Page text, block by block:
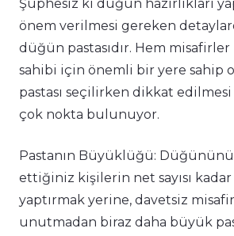
Şüphesiz ki düğün hazırlıkları
önem verilmesi gereken
düğün pastasıdır. Hem
sahibi için önemli bir yere sahip
pastası seçilirken dikkat
çok nokta bulunuyor.
Pastanın Büyüklüğü:
ettiğiniz kişilerin net sayısı kadar
yaptırmak yerine, davetsiz
unutmadan biraz daha büyük